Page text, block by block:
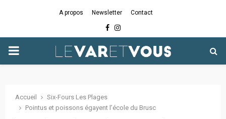
A propos Newsletter Contact
Facebook
Instagram
PRIMARY
Accueil
Six-Fours Les Plages
Pointus et poissons égayent l’école du Brusc